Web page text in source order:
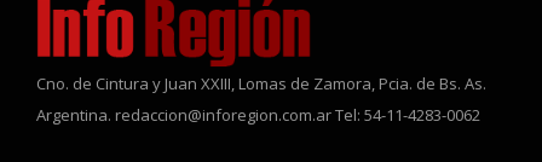
Cno. de Cintura y Juan XXIII, Lomas de Zamora, Pcia. de Bs. As.
Argentina. redaccion@inforegion.com.ar Tel: 54-11-4283-0062